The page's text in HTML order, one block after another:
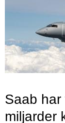
Saab
miljarder